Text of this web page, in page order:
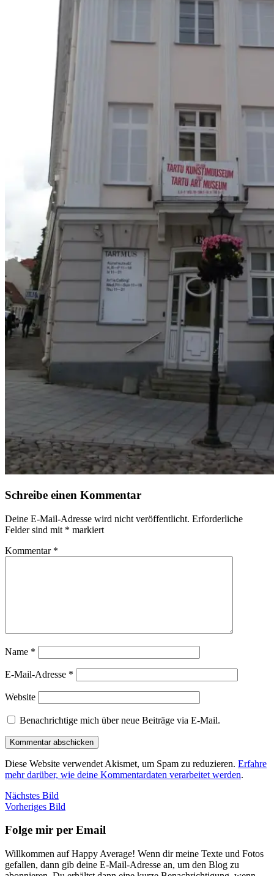
Schreibe einen Kommentar
Deine E-Mail-Adresse wird nicht veröffentlicht. Erforderliche
Felder sind mit * markiert
Kommentar *
Name *
E-Mail-Adresse *
Website
Benachrichtige mich über neue Beiträge via E-Mail.
Diese Website verwendet Akismet, um Spam zu reduzieren. Erfahre
mehr darüber, wie deine Kommentardaten verarbeitet werden.
Nächstes Bild
Vorheriges Bild
Folge mir per Email
Willkommen auf Happy Average! Wenn dir meine Texte und Fotos
gefallen, dann gib deine E-Mail-Adresse an, um den Blog zu